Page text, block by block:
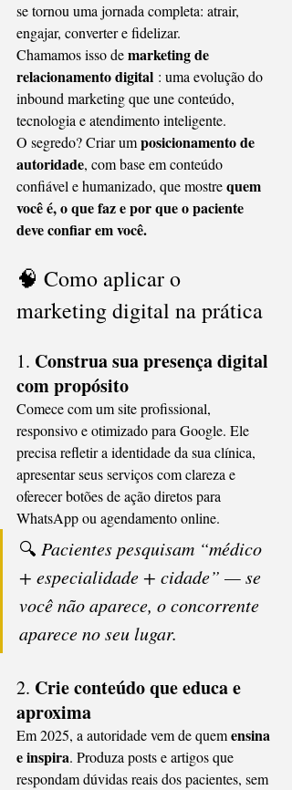
se tornou uma jornada completa: atrair,
engajar, converter e fidelizar.
Chamamos isso de marketing de
relacionamento digital : uma evolução do
inbound marketing que une conteúdo,
tecnologia e atendimento inteligente.
O segredo? Criar um posicionamento de
autoridade, com base em conteúdo
confiável e humanizado, que mostre quem
você é, o que faz e por que o paciente
deve confiar em você.
🧠 Como aplicar o
marketing digital na prática
1. Construa sua presença digital
com propósito
Comece com um site profissional,
responsivo e otimizado para Google. Ele
precisa refletir a identidade da sua clínica,
apresentar seus serviços com clareza e
oferecer botões de ação diretos para
WhatsApp ou agendamento online.
🔍 Pacientes pesquisam “médico
+ especialidade + cidade” — se
você não aparece, o concorrente
aparece no seu lugar.
2. Crie conteúdo que educa e
aproxima
Em 2025, a autoridade vem de quem ensina
e inspira. Produza posts e artigos que
respondam dúvidas reais dos pacientes, sem